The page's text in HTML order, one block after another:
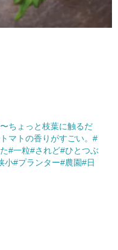
ちょっと枝葉に触るだ
マトの香りがすごい。#
#一粒#されど#ひとつぶ
小#プランター#農園#日